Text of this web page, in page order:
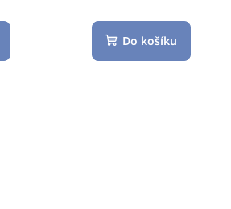
Do košíku